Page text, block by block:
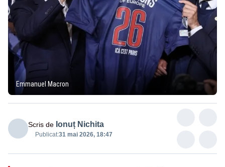
Emmanuel Macron
Scris de Ionuț Nichita
Publicat:31 mai 2026, 18:47